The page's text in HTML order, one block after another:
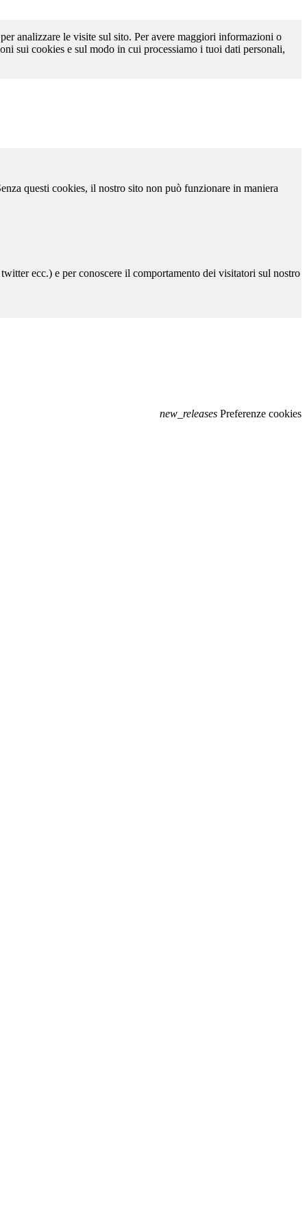
analizzare le visite sul sito. Per avere maggiori informazioni o
sui cookies e sul modo in cui processiamo i tuoi dati personali,
questi cookies, il nostro sito non può funzionare in maniera
ecc.) e per conoscere il comportamento dei visitatori sul nostro
new_releases Preferenze cookies